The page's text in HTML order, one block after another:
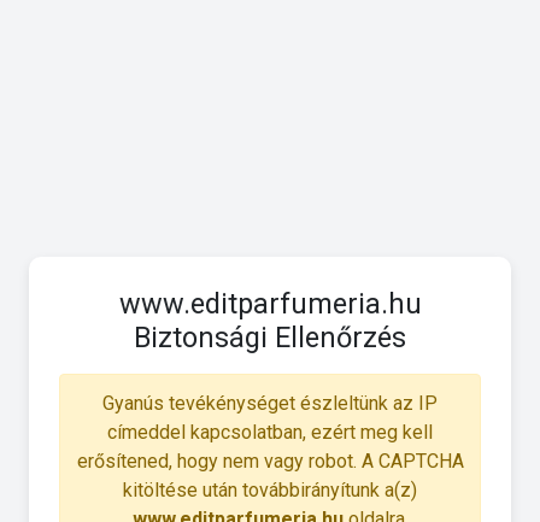
www.editparfumeria.hu
Biztonsági Ellenőrzés
Gyanús tevékénységet észleltünk az IP
címeddel kapcsolatban, ezért meg kell
erősítened, hogy nem vagy robot. A CAPTCHA
kitöltése után továbbirányítunk a(z)